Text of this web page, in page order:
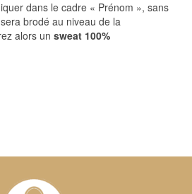
dans le cadre « Prénom », sans
brodé au niveau de la
alors un sweat 100%